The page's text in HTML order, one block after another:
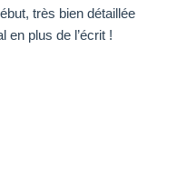
très bien détaillée
en plus de l’écrit !